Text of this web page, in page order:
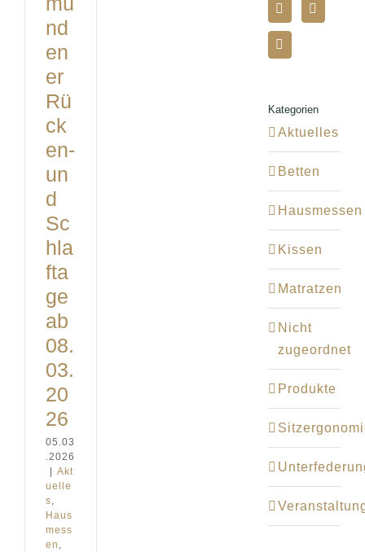
nd
en
er
Rü
ck
en-
un
d
Sc
hla
fta
ge
ab
08.
03.
20
26
05.03
.2026
Akt
uelle
s,
Haus
mess
en ,
Kategorien
Aktuelles
Betten
Hausmessen
Kissen
Matratzen
Nicht
zugeordnet
Produkte